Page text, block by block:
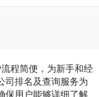
程简便，为新手和经
司排名及查询服务为
保用户能够详细了解